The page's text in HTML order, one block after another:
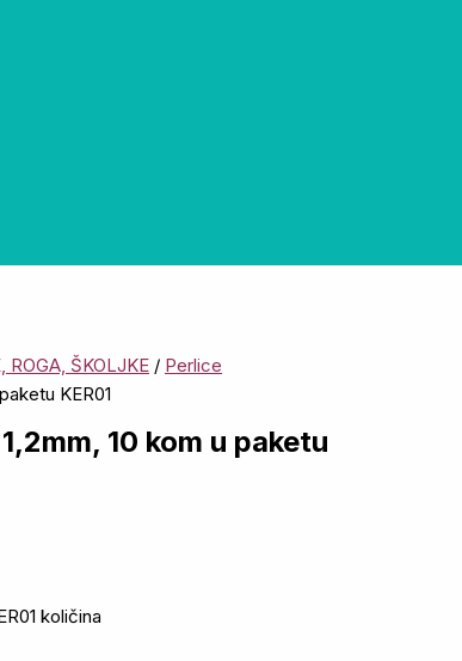
ROGA, ŠKOLJKE / Perlice
KER01
10 kom u paketu
količina